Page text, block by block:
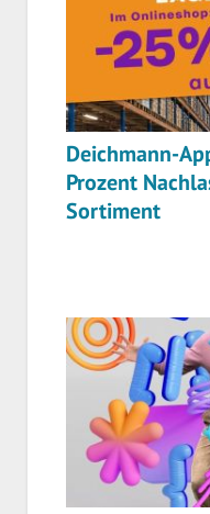
Deichmann-
Prozent
Sortiment